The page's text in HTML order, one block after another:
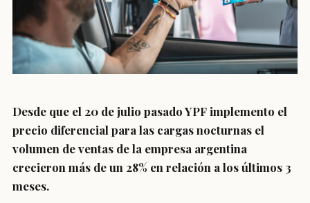
Desde que el 20 de julio pasado YPF implemento el
precio diferencial para las cargas nocturnas el
volumen de ventas de la empresa argentina
crecieron más de un 28% en relación a los últimos 3
meses.